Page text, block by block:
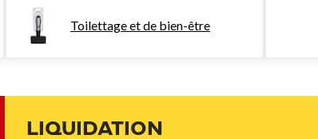
Toilettage et de bien-être
LIQUIDATION